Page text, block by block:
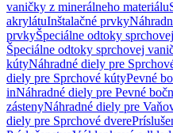
vaničky z minerálneho materiálu
akrylátuInštalačné prvky
prvkyŠpeciálne odtoky
Špeciálne odtoky sprchovej
kútyNáhradné diely pre
diely pre Sprchové kútyPevné
inNáhradné diely pre Pevné
zástenyNáhradné diely pre
diely pre Sprchové dvere